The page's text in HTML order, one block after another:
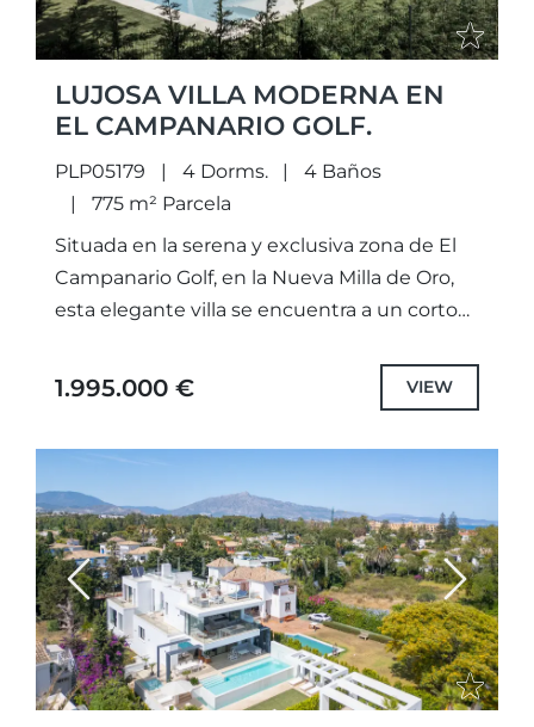
LUJOSA VILLA MODERNA EN
EL CAMPANARIO GOLF.
PLP05179 4 Dorms.
4 Baños
775 m² Parcela
Situada en la serena y exclusiva zona de El
Campanario Golf, en la Nueva Milla de Oro,
esta elegante villa se encuentra a un corto
1.995.000 € VIEW
Previous Next